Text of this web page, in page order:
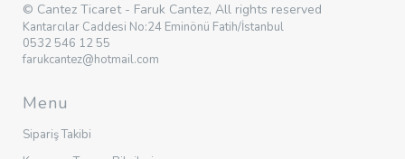
© Cantez Ticaret - Faruk Cantez, All rights reserved
Kantarcılar Caddesi No:24 Eminönü Fatih/İstanbul
0532 546 12 55
farukcantez@hotmail.com
Menu
Sipariş Takibi